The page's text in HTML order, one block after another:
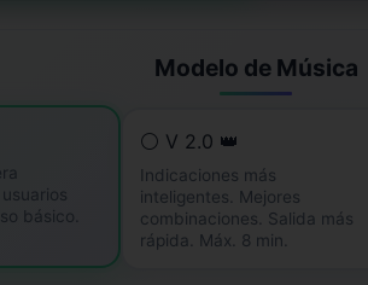
Modelo de Música
básico.
⚪ V 2.0 👑
Indicaciones más
inteligentes. Mejores
combinaciones. Salida más
rápida. Máx. 8 min.